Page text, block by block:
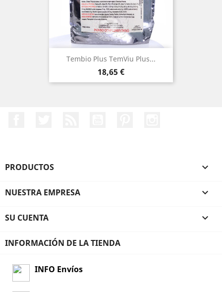
Tembio Plus TemViu Plus...
Precio
18,65 €
PRODUCTOS 
NUESTRA EMPRESA 
SU CUENTA 
INFORMACIÓN DE LA TIENDA
INFO Envíos